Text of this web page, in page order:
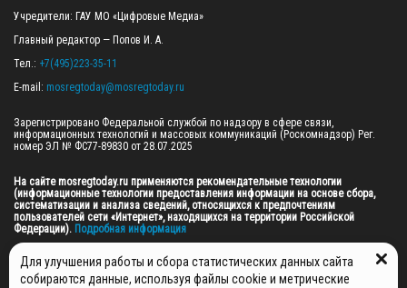
Учредители: ГАУ МО «Цифровые Медиа»
Главный редактор — Попов И. А.
Тел.: +7(495)223-35-11
E-mail: mosregtoday@mosregtoday.ru
Зарегистрировано Федеральной службой по надзору в сфере связи,
информационных технологий и массовых коммуникаций (Роскомнадзор) Рег.
номер ЭЛ № ФС77-89830 от 28.07.2025
На сайте mosregtoday.ru применяются рекомендательные технологии
(информационные технологии предоставления информации на основе сбора,
систематизации и анализа сведений, относящихся к предпочтениям
пользователей сети «Интернет», находящихся на территории Российской
Федерации). Подробная информация
© 2026 ПРАВА НА ВСЕ МАТЕРИАЛЫ САЙТА ПРИНАДЛЕЖАТ ГАУ МО "ЦИФРОВЫЕ
МЕДИА" (ОГРН: 1255000059467).
Для улучшения работы и сбора статистических данных сайта
собираются данные, используя файлы cookie и метрические